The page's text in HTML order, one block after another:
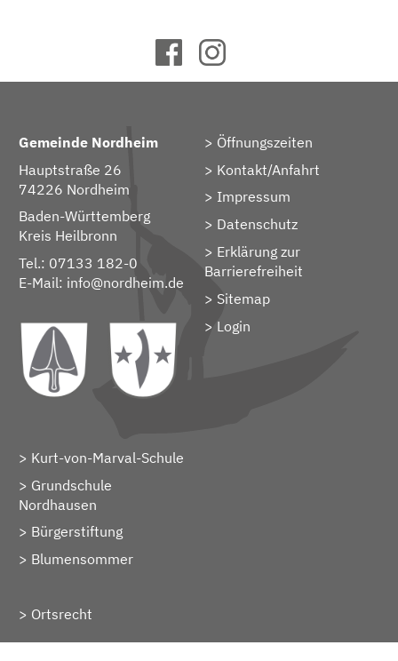
Gemeinde Nordheim
Hauptstraße 26
74226 Nordheim
Baden-Württemberg
Kreis Heilbronn
Tel.: 07133 182-0
E-Mail: info@nordheim.de
Öffnungszeiten
Kontakt/Anfahrt
Impressum
Datenschutz
Erklärung zur
Barrierefreiheit
Sitemap
> Login
Kurt-von-Marval-Schule
Grundschule
Nordhausen
Bürgerstiftung
Blumensommer
Ortsrecht